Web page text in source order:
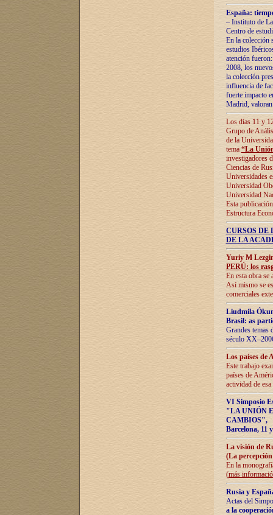
España:
– Instituto de
Centro de
En la colección
estudios
atención
2008, los
la colección
influencia de
fuerte impacto
Madrid,
Los días 11 y
Grupo de
de la
tema “La
investigadores
Ciencias de
Universidades
Universidad
Universidad
Esta
Estructura
CURSOS
DE LA
Yuriy M
PERÚ: los
En esta obra se
Así mismo se
comerciales
Liudmila
Brasil: as
Grandes temas
século
Los países de
Este trabajo
países de
actividad de
VI Simposio
"LA UNIÓN
CAMBIOS",
Barcelona, 11
La visión de
(La
En la
(más
Rusia y
Actas del
a la